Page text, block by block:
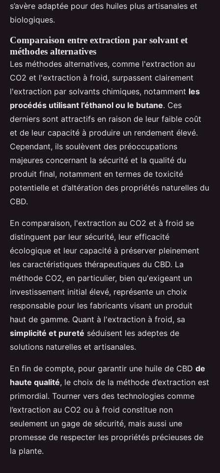
s’avère adaptée pour des huiles plus artisanales et
biologiques.
Comparaison entre extraction par solvant et
méthodes alternatives
Les méthodes alternatives, comme l'extraction au
CO2 et l'extraction à froid, surpassent clairement
l'extraction par solvants chimiques, notamment les
procédés utilisant l’éthanol ou le butane. Ces
derniers sont attractifs en raison de leur faible coût
et de leur capacité à produire un rendement élevé.
Cependant, ils soulèvent des préoccupations
majeures concernant la sécurité et la qualité du
produit final, notamment en termes de toxicité
potentielle et d’altération des propriétés naturelles du
CBD.
En comparaison, l'extraction au CO2 et à froid se
distinguent par leur sécurité, leur efficacité
écologique et leur capacité à préserver pleinement
les caractéristiques thérapeutiques du CBD. La
méthode CO2, en particulier, bien qu'exigeant un
investissement initial élevé, représente un choix
responsable pour les fabricants visant un produit
haut de gamme. Quant à l'extraction à froid, sa
simplicité et pureté séduisent les adeptes de
solutions naturelles et artisanales.
En fin de compte, pour garantir une huile de CBD de
haute qualité, le choix de la méthode d’extraction est
primordial. Tourner vers des technologies comme
l’extraction au CO2 ou à froid constitue non
seulement un gage de sécurité, mais aussi une
promesse de respecter les propriétés précieuses de
la plante.